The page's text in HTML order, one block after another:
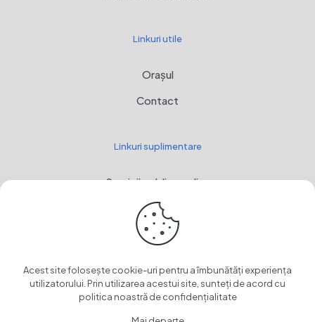
Linkuri utile
Orașul
Contact
Linkuri suplimentare
Servicii publice online
Webmail
Programul Național de Dezvoltare Rurală, MADR
OwnCloud
Acest site folosește cookie-uri pentru a îmbunătăți experiența
utilizatorului. Prin utilizarea acestui site, sunteți de acord cu
politica noastră de confidențialitate